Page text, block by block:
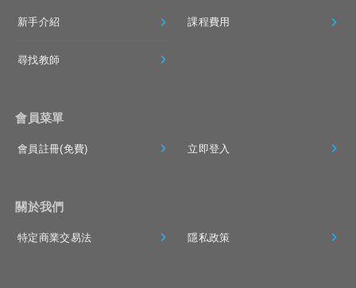
新手介紹 課程費用
尋找教師
會員菜單
會員註冊(免費) 立即登入
關於我們
特定商業交易法 隱私政策